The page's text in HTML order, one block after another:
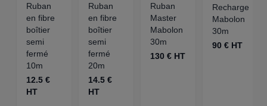
Ruban
en fibre
boîtier
semi
fermé
10m
12.5 €
HT
Ruban
en fibre
boîtier
semi
fermé
20m
14.5 €
HT
Ruban
Master
Mabolon
30m
130 € HT
Recharge
Mabolon
30m
90 € HT